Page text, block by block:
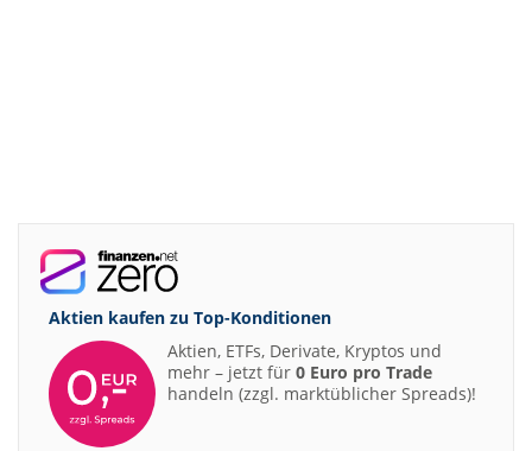
Aktien kaufen zu Top-Konditionen
Aktien, ETFs, Derivate, Kryptos und
mehr – jetzt für 0 Euro pro Trade
handeln (zzgl. marktüblicher Spreads)!